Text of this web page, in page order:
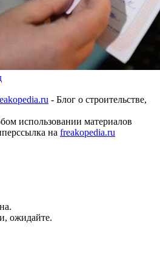
- Блог о строительстве,
использовании материалов
на freakopedia.ru
ожидайте.